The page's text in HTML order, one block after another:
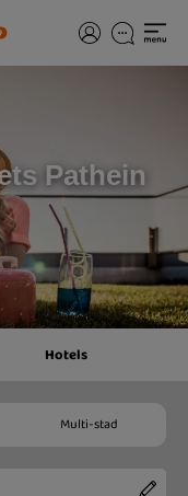
Pathein